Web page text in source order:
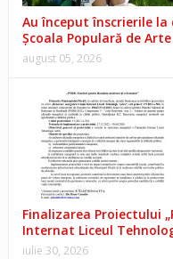
Au început înscrierile la
Școala Populară de
august 05, 2026
Finalizarea Proiectului
Internat Liceul
iulie 30, 2026